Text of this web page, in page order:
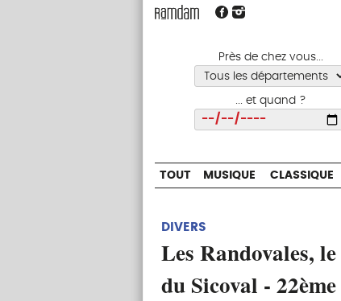
Près de chez vous...
... et quand ?
TOUT MUSIQUE CLASSIQUE
DIVERS
Les Randovales,
du Sicoval -